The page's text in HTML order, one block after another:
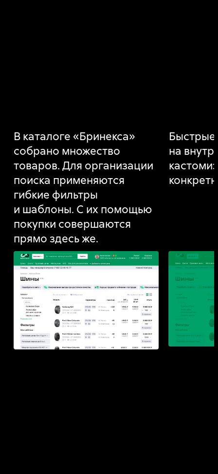
В каталоге «Бринекса»
собрано множество
товаров. Для организации
поиска применяются
гибкие фильтры
и шаблоны. С их помощью
покупки совершаются
прямо здесь же.
Быстрые
на